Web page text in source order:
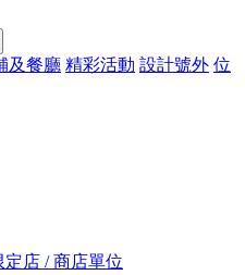
及餐廳 精彩活動 設計號外 位
店 / 商店單位